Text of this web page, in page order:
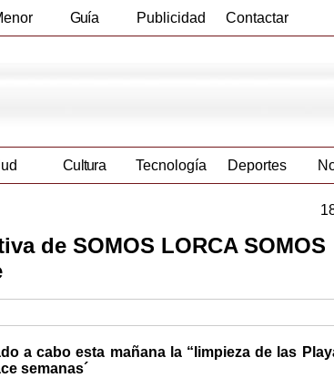
Guía Publicidad Contactar
Cultura Tecnología Deportes
de SOMOS LORCA SOMOS
a cabo esta mañana la “limpieza de las
semanas´